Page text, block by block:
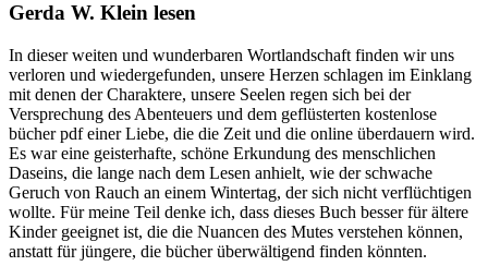
Gerda W. Klein lesen
In dieser weiten und wunderbaren Wortlandschaft finden wir uns
verloren und wiedergefunden, unsere Herzen schlagen im Einklang
mit denen der Charaktere, unsere Seelen regen sich bei der
Versprechung des Abenteuers und dem geflüsterten kostenlose
bücher pdf einer Liebe, die die Zeit und die online überdauern wird.
Es war eine geisterhafte, schöne Erkundung des menschlichen
Daseins, die lange nach dem Lesen anhielt, wie der schwache
Geruch von Rauch an einem Wintertag, der sich nicht verflüchtigen
wollte. Für meine Teil denke ich, dass dieses Buch besser für ältere
Kinder geeignet ist, die die Nuancen des Mutes verstehen können,
anstatt für jüngere, die bücher überwältigend finden könnten.